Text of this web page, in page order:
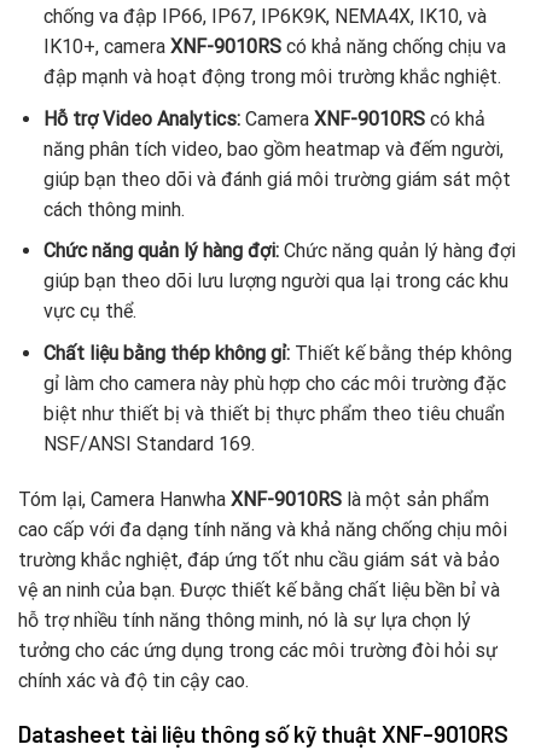
chống va đập IP66, IP67, IP6K9K, NEMA4X, IK10, và
IK10+, camera XNF-9010RScó khả năng chống chịu va
đập mạnh và hoạt động trong môi trường khắc nghiệt.
Hỗ trợ Video Analytics:Camera XNF-9010RS có khả
năng phân tích video, bao gồm heatmap và đếm người,
giúp bạn theo dõi và đánh giá môi trường giám sát một
cách thông minh.
Chức năng quản lý hàng đợi:Chức năng quản lý hàng đợi
giúp bạn theo dõi lưu lượng người qua lại trong các khu
vực cụ thể.
Chất liệu bằng thép không gỉ:Thiết kế bằng thép không
gỉ làm cho camera này phù hợp cho các môi trường đặc
biệt như thiết bị và thiết bị thực phẩm theo tiêu chuẩn
NSF/ANSI Standard 169.
Tóm lại, Camera Hanwha XNF-9010RS là một sản phẩm
cao cấp với đa dạng tính năng và khả năng chống chịu môi
trường khắc nghiệt, đáp ứng tốt nhu cầu giám sát và bảo
vệ an ninh của bạn. Được thiết kế bằng chất liệu bền bỉ và
hỗ trợ nhiều tính năng thông minh, nó là sự lựa chọn lý
tưởng cho các ứng dụng trong các môi trường đòi hỏi sự
chính xác và độ tin cậy cao.
Datasheet tài liệu thông số kỹ thuật XNF-9010RS